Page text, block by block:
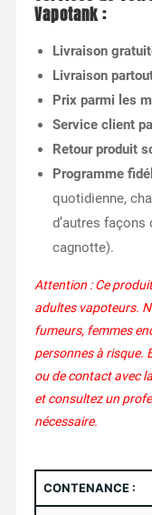
Vapotank :
Livraison
Livraison
Prix parmi les
Service client
Retour produit
Programme
quotidienne,
d’autres
cagnotte).
Attention : Ce
adultes vapoteurs.
fumeurs, femmes
personnes à risque.
ou de contact avec
et consultez un
nécessaire.
CONTENANCE :